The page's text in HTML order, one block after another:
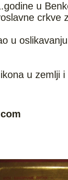
u
crkve
u
u zemlji i